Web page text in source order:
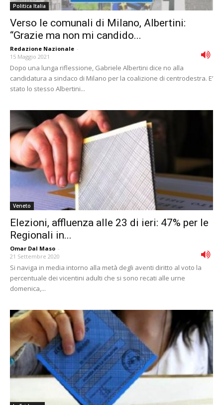
Politica Italia
Verso le comunali di Milano, Albertini:
“Grazie ma non mi candido...
Redazione Nazionale -
15 Maggio 2021
Dopo una lunga riflessione, Gabriele Albertini dice no alla
candidatura a sindaco di Milano per la coalizione di centrodestra. E’
stato lo stesso Albertini...
Veneto
Elezioni, affluenza alle 23 di ieri: 47% per le
Regionali in...
Omar Dal Maso -
21 Settembre 2020
Si naviga in media intorno alla metà degli aventi diritto al voto la
percentuale dei vicentini adulti che si sono recati alle urne
domenica,...